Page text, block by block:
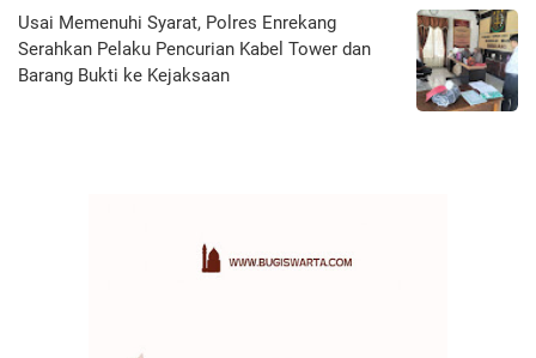
Usai Memenuhi Syarat, Polres Enrekang
Serahkan Pelaku Pencurian Kabel Tower dan
Barang Bukti ke Kejaksaan